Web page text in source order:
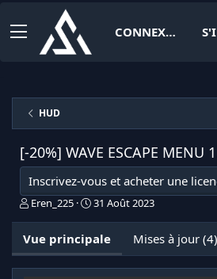
CONNEXION
HUD
[-20%] WAVE ESCAPE MENU
Inscrivez-vous et acheter une
A
e
u
Eren_225
D
e
d
31 Août 2023
Vue principale Mises à jour (4)